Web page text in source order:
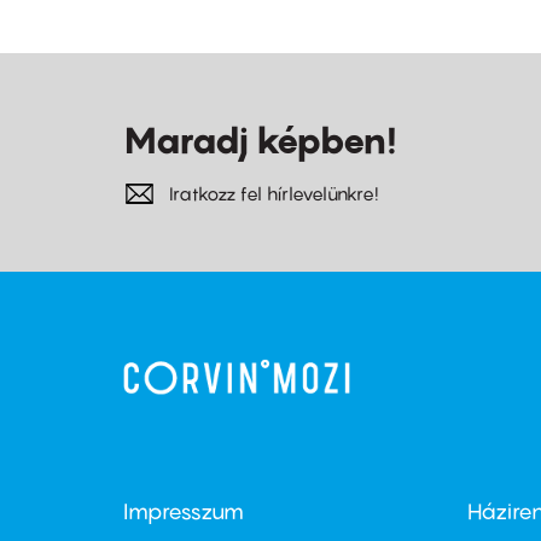
Maradj képben!
Iratkozz fel hírlevelünkre!
Footer
Impresszum